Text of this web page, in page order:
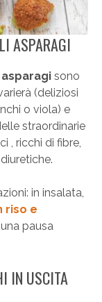
ASPARAGI
asparagi sono
(deliziosi
o viola) e
straordinarie
, ricchi di fibre,
in insalata,
riso e
pausa
IN USCITA